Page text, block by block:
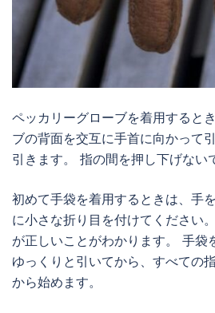
ペッカリーグローブを着用すると
ブの背面を交互に手首に向かって
引きます。 指の間を押し下げない
初めて手袋を着用するときは、手
に小さな折り目を付けてください
が正しいことがわかります。 手袋
ゆっくりと引いてから、すべての
から始めます。